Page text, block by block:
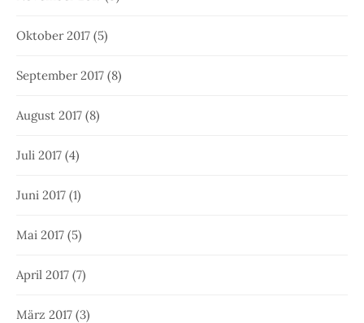
Oktober 2017 (5)
September 2017 (8)
August 2017 (8)
Juli 2017 (4)
Juni 2017 (1)
Mai 2017 (5)
April 2017 (7)
März 2017 (3)